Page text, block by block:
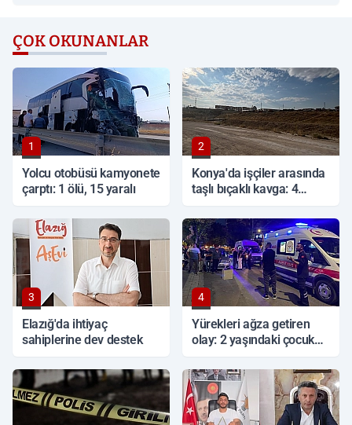
ÇOK OKUNANLAR
1
Yolcu otobüsü kamyonete
çarptı: 1 ölü, 15 yaralı
2
Konya'da işçiler arasında
taşlı bıçaklı kavga: 4
3
Elazığ'da ihtiyaç
sahiplerine dev destek
4
Yürekleri ağza getiren
olay: 2 yaşındaki çocuk